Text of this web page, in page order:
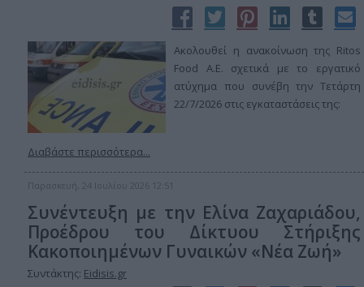
Ακολουθεί η ανακοίνωση της Ritos
Food Α.Ε. σχετικά με το εργατικό
ατύχημα που συνέβη την Τετάρτη
22/7/2026 στις εγκαταστάσεις της:
Διαβάστε περισσότερα...
Παρασκευή, 24 Ιουλίου 2026 12:51
Συνέντευξη με την Ελίνα Ζαχαριάδου,
Προέδρου του Δίκτυου Στήριξης
Κακοποιημένων Γυναικών «Νέα Ζωή»
Συντάκτης: Eidisis.gr